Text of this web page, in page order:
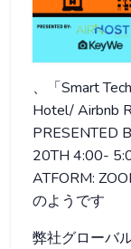
、「Smart
Hotel/ Airbnb
PRESENTED
20TH 4:00-
ATFORM:
のようです
弊社グローバ